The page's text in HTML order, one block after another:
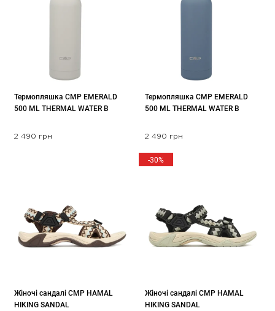
Термопляшка CMP EMERALD
500 ML THERMAL WATER B
2 490 грн
Термопляшка CMP EMERALD
500 ML THERMAL WATER B
2 490 грн
Жіночі сандалі CMP HAMAL
HIKING SANDAL
-30%
Жіночі сандалі CMP HAMAL
HIKING SANDAL